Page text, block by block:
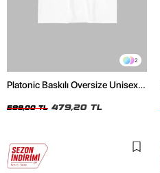
2
Platonic Baskılı Oversize Unisex
599,00 TL 479,20 TL